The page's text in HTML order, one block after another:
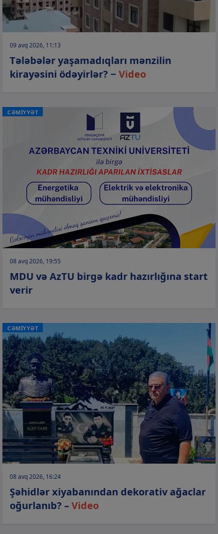
09 avq 2026, 11:13
Tələbələr yaşamadıqları mənzilin
kirayəsini ödəyirlər? − Video
CƏMİYYƏT
08 avq 2026, 19:55
MDU və AzTU birgə kadr hazırlığına start
verir
CƏMİYYƏT
08 avq 2026, 16:24
Şəhidlər xiyabanından dekorativ ağaclar
oğurlanıb? –Video